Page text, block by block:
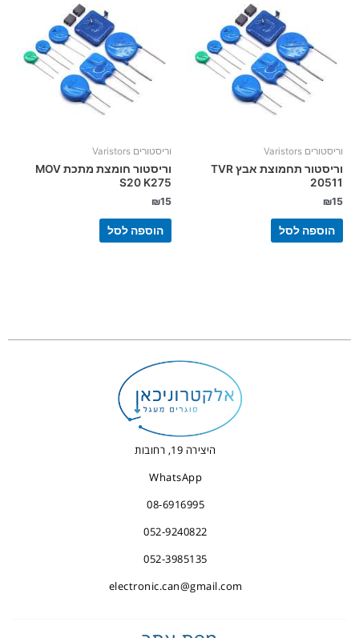
וריסטורים Varistors
וריסטור תחמוצת אבץ TVR
20511
₪15
הוספה לסל
וריסטורים Varistors
וריסטור חומצת מתכת MOV
S20 K275
₪15
הוספה לסל
היצירה 19, רחובות
WhatsApp
08-6916995
052-9240822
052-3985135
electronic.can@gmail.com